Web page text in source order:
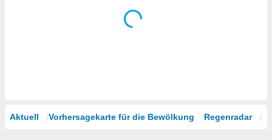
Aktuell Vorhersagekarte für die Bewölkung Regenradar